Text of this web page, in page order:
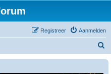
Aanmelden
Registreer